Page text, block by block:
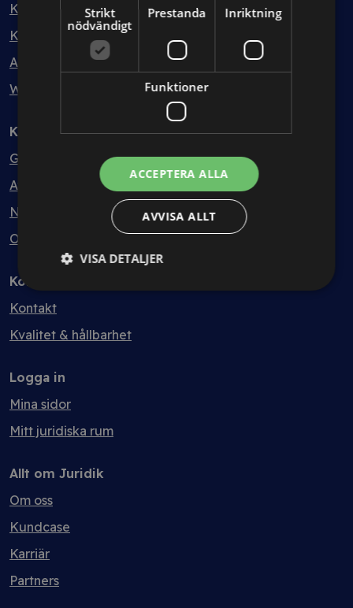
Kurser
Kurspaket
Abonnemang
Webbinarium
Kunskapsbank
Guider
Avtalsmallar
Nyheter
Ordlista
Kontakt
Kontakt
Kvalitet & hållbarhet
Logga in
Mina sidor
Mitt juridiska rum
Allt om Juridik
Om oss
Kundcase
Karriär
Partners
Strikt
nödvändigt
Prestanda Inriktning
Funktioner
ACCEPTERA ALLA
AVVISA ALLT
VISA DETALJER